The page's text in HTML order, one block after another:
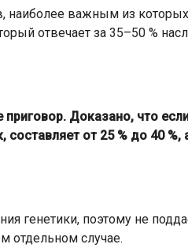
наиболее важным из которых
отвечает за 35–50 %
Доказано, что
составляет от 25 % до 40
генетики, поэтому не
отдельном случае.